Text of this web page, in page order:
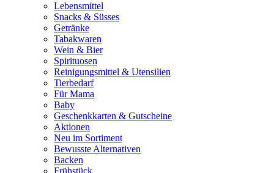
Lebensmittel
Snacks & Süsses
Getränke
Tabakwaren
Wein & Bier
Spirituosen
Reinigungsmittel & Utensilien
Tierbedarf
Für Mama
Baby
Geschenkkarten & Gutscheine
Aktionen
Neu im Sortiment
Bewusste Alternativen
Backen
Frühstück